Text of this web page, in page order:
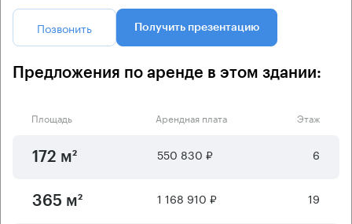
Позвонить Получить презентацию
Предложения по аренде в этом здании:
Площадь Арендная плата Этаж
172 м² 550 830 ₽ 6
365 м² 1 168 910 ₽ 19